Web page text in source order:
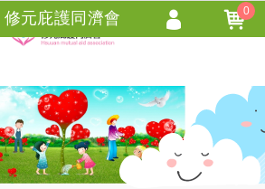
修元庇護同濟會 0
會員註冊
忘記密碼
訂單查詢